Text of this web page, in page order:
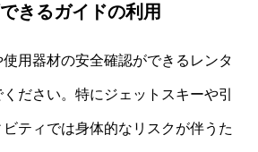
きるガイドの利用
用器材の安全確認ができるレンタ
ださい。特にジェットスキーや引
ティでは身体的なリスクが伴うた